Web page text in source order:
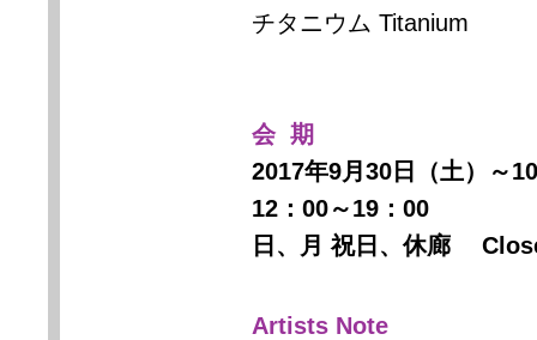
チタニウム Titanium
会 期
2017年9月30日（土）～
12：00～19：00
日、月 祝日、休廊
Artists Note